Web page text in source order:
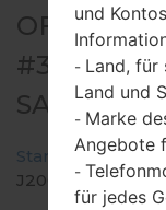
#33941
Startseite →
und
- Land, für
Land und
- Marke
Angebote
-
für jedes